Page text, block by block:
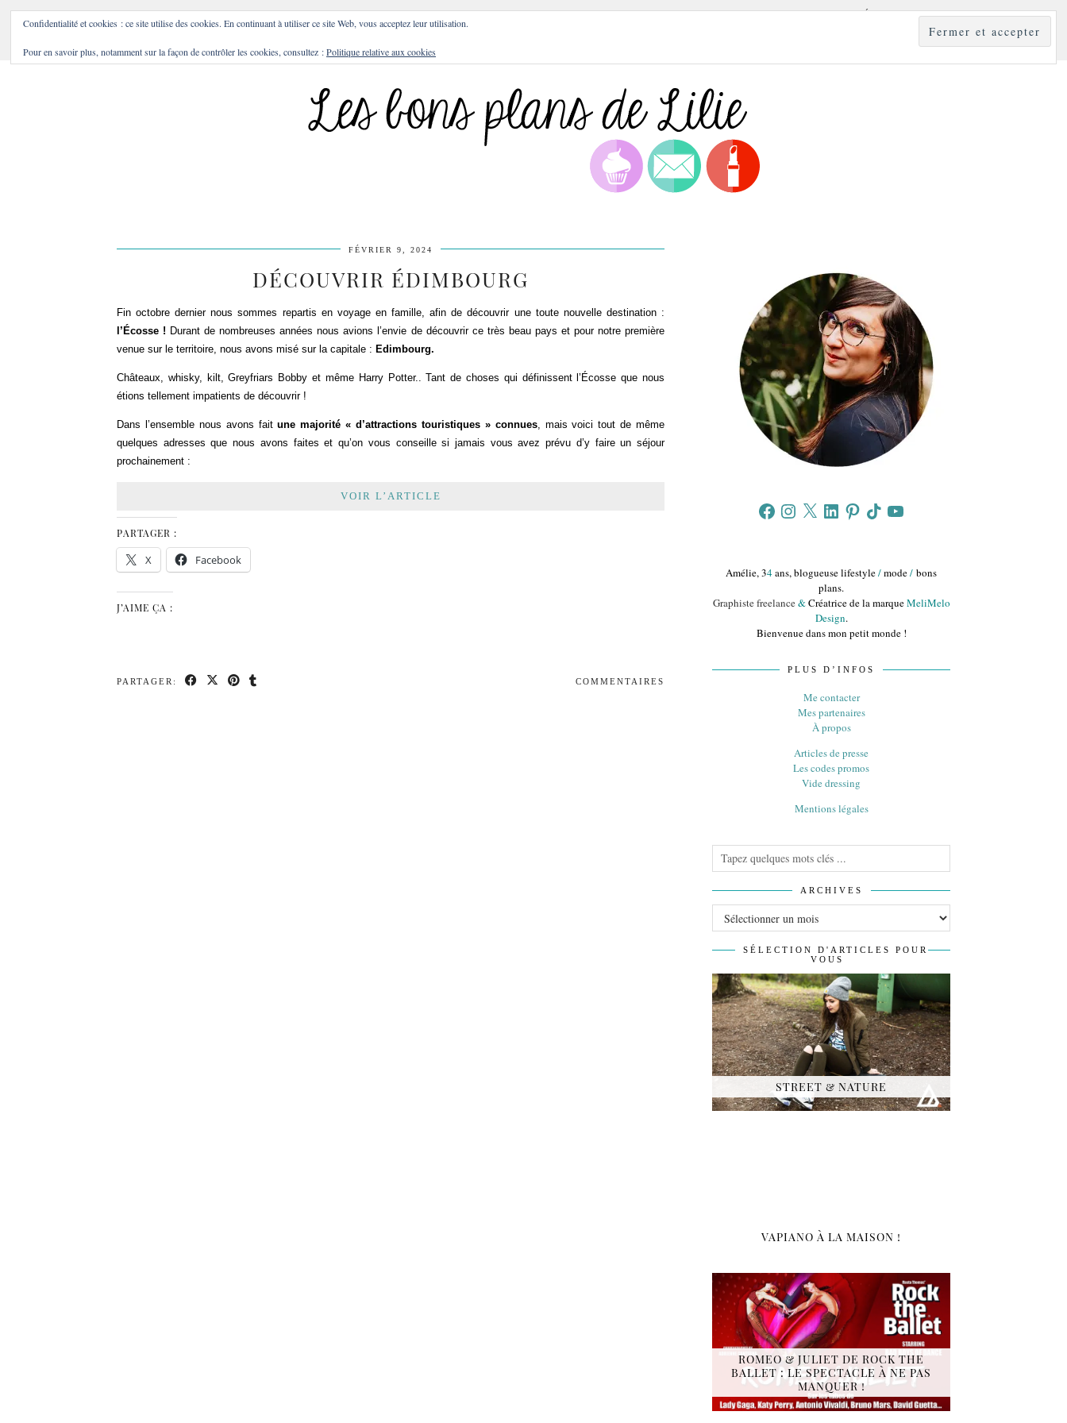
FÉVRIER 9, 2024
DÉCOUVRIR ÉDIMBOURG
Fin octobre dernier nous sommes repartis en voyage en famille, afin de découvrir une toute nouvelle destination :
l’Écosse ! Durant de nombreuses années nous avions l’envie de découvrir ce très beau pays et pour notre première
venue sur le territoire, nous avons misé sur la capitale : Edimbourg.
Châteaux, whisky, kilt, Greyfriars Bobby et même Harry Potter.. Tant de choses qui définissent l’Écosse que nous
étions tellement impatients de découvrir !
Dans l’ensemble nous avons faitune majorité « d’attractions touristiques » connues, mais voici tout de même
quelques adresses que nous avons faites et qu’on vous conseille si jamais vous avez prévu d’y faire un séjour
prochainement :
VOIR L’ARTICLE
PARTAGER :
X Facebook
J’AIME ÇA :
PARTAGER: COMMENTAIRES
FacebookInstagram
X LinkedInPinterestTikTokYouTube
Amélie, 34ans, blogueuse lifestyle/mode/ bons
plans.
Graphiste freelance&Créatrice de la marqueMeliMelo
Design.
Bienvenue dans mon petit monde !
PLUS D’INFOS
Me contacter
Mes partenaires
À propos
Articles de presse
Les codes promos
Vide dressing
Mentions légales
ARCHIVES
SÉLECTION D'ARTICLES POUR
VOUS
STREET & NATURE
VAPIANO À LA MAISON !
ROMEO & JULIET DE ROCK THE
BALLET : LE SPECTACLE À NE PAS
MANQUER !
Confidentialité et cookies : ce site utilise des cookies. En continuant à utiliser ce site Web, vous acceptez leur utilisation.
Pour en savoir plus, notamment sur la façon de contrôler les cookies, consultez :Politique relative aux cookies